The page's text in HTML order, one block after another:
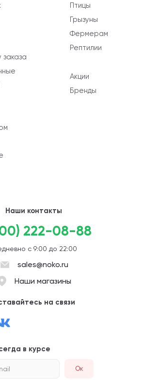
Птицы
Грызуны
Фермерам
Рептилии
Акции
Бренды
Наши контакты
222-08-88
с 9:00 до 22:00
sales@noko.ru
Наши магазины
на связи
в курсе